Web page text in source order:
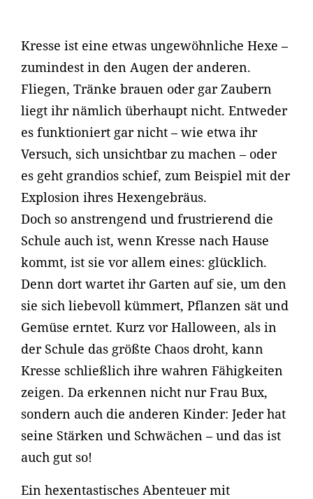
Kresse ist eine etwas ungewöhnliche Hexe –
zumindest in den Augen der anderen.
Fliegen, Tränke brauen oder gar Zaubern
liegt ihr nämlich überhaupt nicht. Entweder
es funktioniert gar nicht – wie etwa ihr
Versuch, sich unsichtbar zu machen – oder
es geht grandios schief, zum Beispiel mit der
Explosion ihres Hexengebräus.
Doch so anstrengend und frustrierend die
Schule auch ist, wenn Kresse nach Hause
kommt, ist sie vor allem eines: glücklich.
Denn dort wartet ihr Garten auf sie, um den
sie sich liebevoll kümmert, Pflanzen sät und
Gemüse erntet. Kurz vor Halloween, als in
der Schule das größte Chaos droht, kann
Kresse schließlich ihre wahren Fähigkeiten
zeigen. Da erkennen nicht nur Frau Bux,
sondern auch die anderen Kinder: Jeder hat
seine Stärken und Schwächen – und das ist
auch gut so!
Ein hexentastisches Abenteuer mit